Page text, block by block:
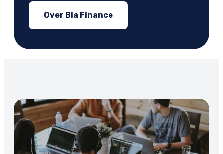
Over Bia Finance